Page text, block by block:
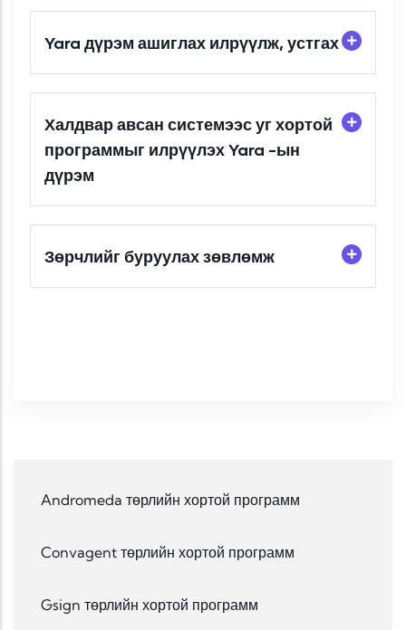
Yara дүрэм ашиглах илрүүлж, устгах
Халдвар авсан системээс уг хортой
программыг илрүүлэх Yara -ын
дүрэм
Зөрчлийг буруулах зөвлөмж
Andromeda төрлийн хортой программ
Convagent төрлийн хортой программ
Gsign төрлийн хортой программ